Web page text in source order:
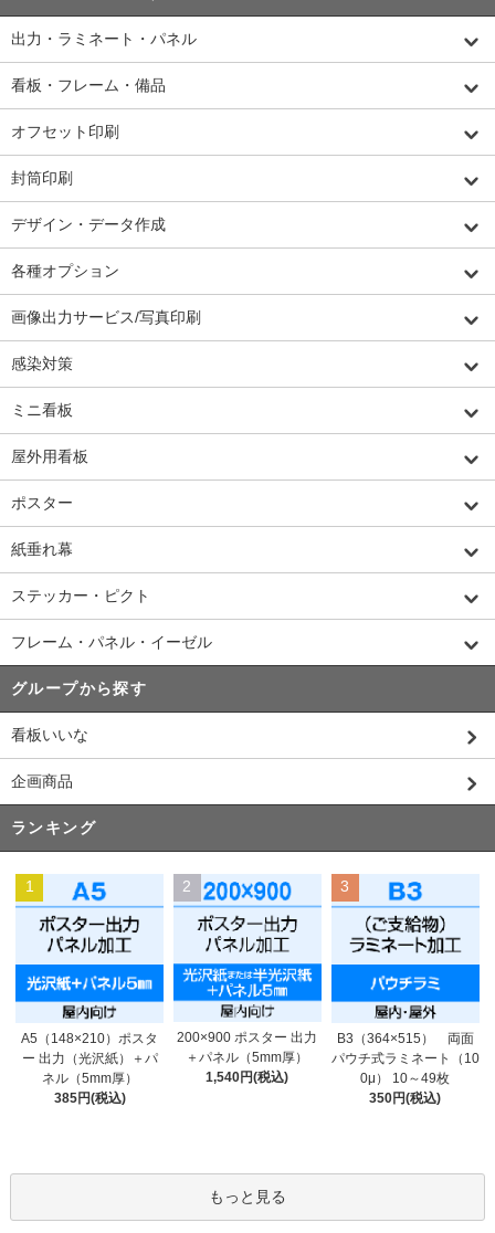
出力・ラミネート・パネル
看板・フレーム・備品
オフセット印刷
封筒印刷
デザイン・データ作成
各種オプション
画像出力サービス/写真印刷
感染対策
ミニ看板
屋外用看板
ポスター
紙垂れ幕
ステッカー・ピクト
フレーム・パネル・イーゼル
グループから探す
看板いいな
企画商品
ランキング
1
A5（148×210）ポスタ
ー 出力（光沢紙）＋パ
ネル（5mm厚）
385円(税込)
2
200×900 ポスター 出力
＋パネル（5mm厚）
1,540円(税込)
3
B3（364×515） 両面
パウチ式ラミネート（10
0μ） 10～49枚
350円(税込)
もっと見る